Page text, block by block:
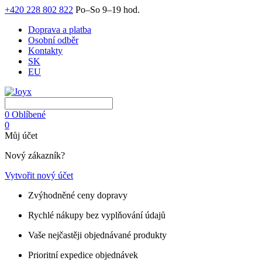
+420 228 802 822 Po–So 9–19 hod.
Doprava a platba
Osobní odběr
Kontakty
SK
EU
0 Oblíbené
0
Můj účet
Nový zákazník?
Vytvořit nový účet
Zvýhodněné ceny dopravy
Rychlé nákupy bez vyplňování údajů
Vaše nejčastěji objednávané produkty
Prioritní expedice objednávek